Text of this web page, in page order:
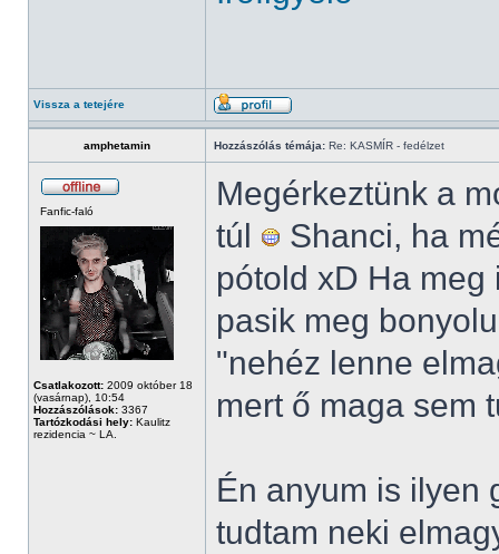
Vissza a tetejére
amphetamin Hozzászólás témája: Re: KASMÍR - fedélzet
Fanfic-faló
Csatlakozott: 2009 október 18
(vasárnap), 10:54
Hozzászólások: 3367
Tartózkodási hely: Kaulitz
rezidencia ~ LA.
Megérkeztünk a
túl
Shanci, ha
pótold xD Ha
pasik meg
"nehéz lenne
mert ő maga sem
Én anyum is ilyen
tudtam neki